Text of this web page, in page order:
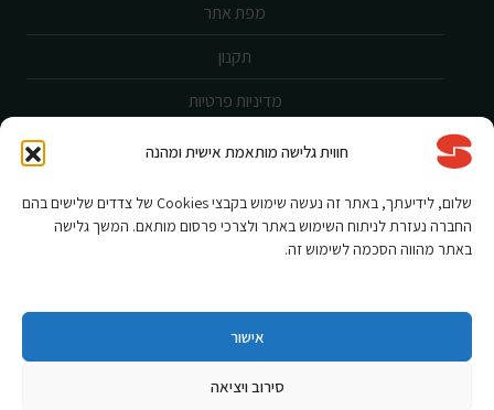
חווית גלישה מותאמת אישית ומהנה
שלום, לידיעתך, באתר זה נעשה שימוש בקבצי Cookies של צדדים שלישים בהם
החברה נעזרת לניתוח השימוש באתר ולצרכי פרסום מותאם. המשך גלישה
באתר מהווה הסכמה לשימוש זה.
אישור
סירוב ויציאה
מפת אתר
תקנון
מדיניות פרטיות
ביטול עסקה
הצהרת נגישות